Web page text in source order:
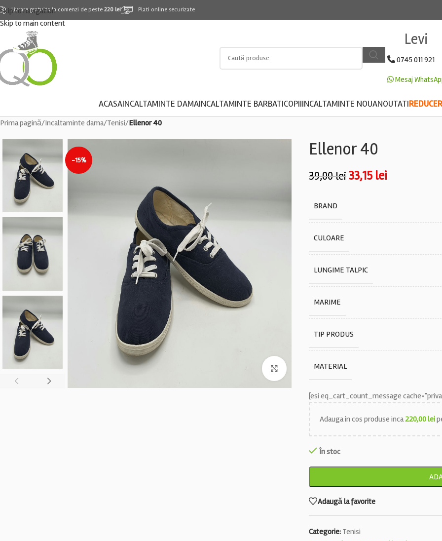
Skip to navigation
Skip to main content
Livrare gratuita la comenzi de peste 220 lei Plati online securizate
Levi
0745 011 921
Mesaj
ACASAINCALTAMINTE DAMAINCALTAMINTE BARBATICOPIIINCALTAMINTE NOUANOUTATI
Prima pagină/Incaltaminte dama/Tenisi/Ellenor 40
-15%
Faceți click pentru a mări
Ellenor 40
39,00lei33,15 lei
BRAND
CULOARE
LUNGIME TALPIC
MARIME
TIP PRODUS
MATERIAL
[esi eq_cart_count_message
Adauga in cos produse inca220,00lei
În stoc
Adaugă la favorite
Categorie: Tenisi